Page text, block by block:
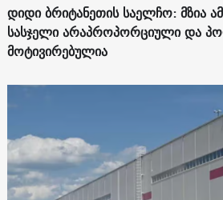
დიდი ბრიტანეთის საელჩო: მზია
სასჯელი არაპროპორციული და
მოტივირებულია